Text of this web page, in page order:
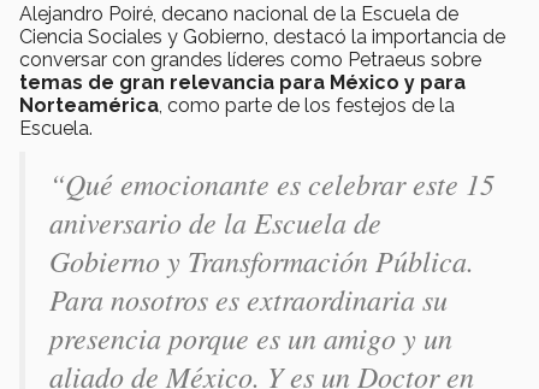
Alejandro Poiré, decano nacional de la Escuela de
Ciencia Sociales y Gobierno, destacó la importancia de
conversar con grandes líderes como Petraeus sobre
temas de gran relevancia para México y para
Norteamérica , como parte de los festejos de la
Escuela.
“Qué emocionante es celebrar este 15
aniversario de la Escuela de
Gobierno y Transformación Pública.
Para nosotros es extraordinaria su
presencia porque es un amigo y un
aliado de México. Y es un Doctor en